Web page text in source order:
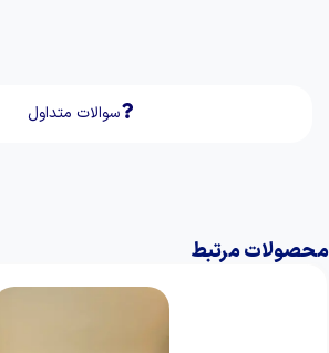
سوالات متداول
محصولات مرتبط